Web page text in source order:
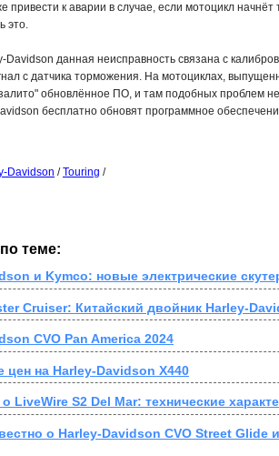
привести к аварии в случае, если мотоцикл
это.
Davidson данная неисправность связана с
с датчика торможения. На мотоциклах,
обновлённое ПО, и там подобных проблем
бесплатно обновят программное
Davidson /Touring /
теме:
и Kymco: новые электрические
Cruiser: Китайский двойник Harley-
CVO Pan America 2024
на Harley-Davidson X440
LiveWire S2 Del Mar: технические
о Harley-Davidson CVO Street Glide